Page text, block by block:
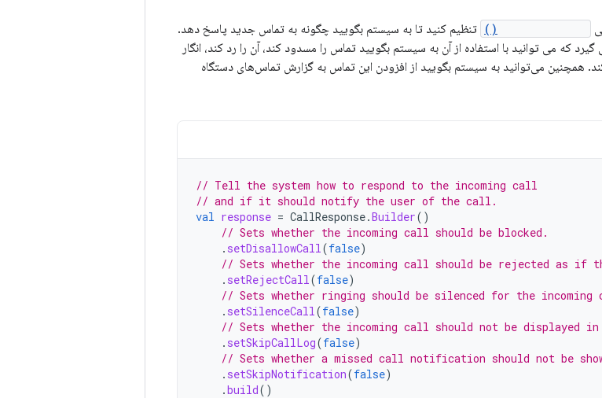
تنظیم کنید تا به سیستم بگویید چگونه به تماس جدید پاسخ دهد.
گیرد که می توانید با استفاده از آن به سیستم بگویید تماس را مسدود کند، آن را رد کند، انگار
همچنین می‌توانید به سیستم بگویید از افزودن این تماس به گزارش تماس‌های دستگاه
// Tell the system how to respond to the incoming call
// and if it should notify the user of the call.
val response = CallResponse.Builder()
// Sets whether the incoming call should be blocked.
. setDisallowCall(false)
// Sets whether the incoming call should be rejected as if
. setRejectCall(false)
// Sets whether ringing should be silenced for the incoming
. setSilenceCall(false)
// Sets whether the incoming call should not be displayed
. setSkipCallLog(false)
// Sets whether a missed call notification should not be
. setSkipNotification(false)
.build()